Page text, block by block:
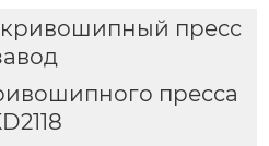
пресс
пресса